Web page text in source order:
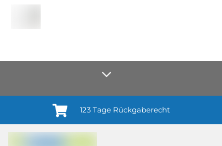
Anmelden¹
123 Tage Rückgaberecht